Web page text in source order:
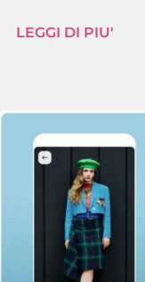
LEGGI DI PIU'